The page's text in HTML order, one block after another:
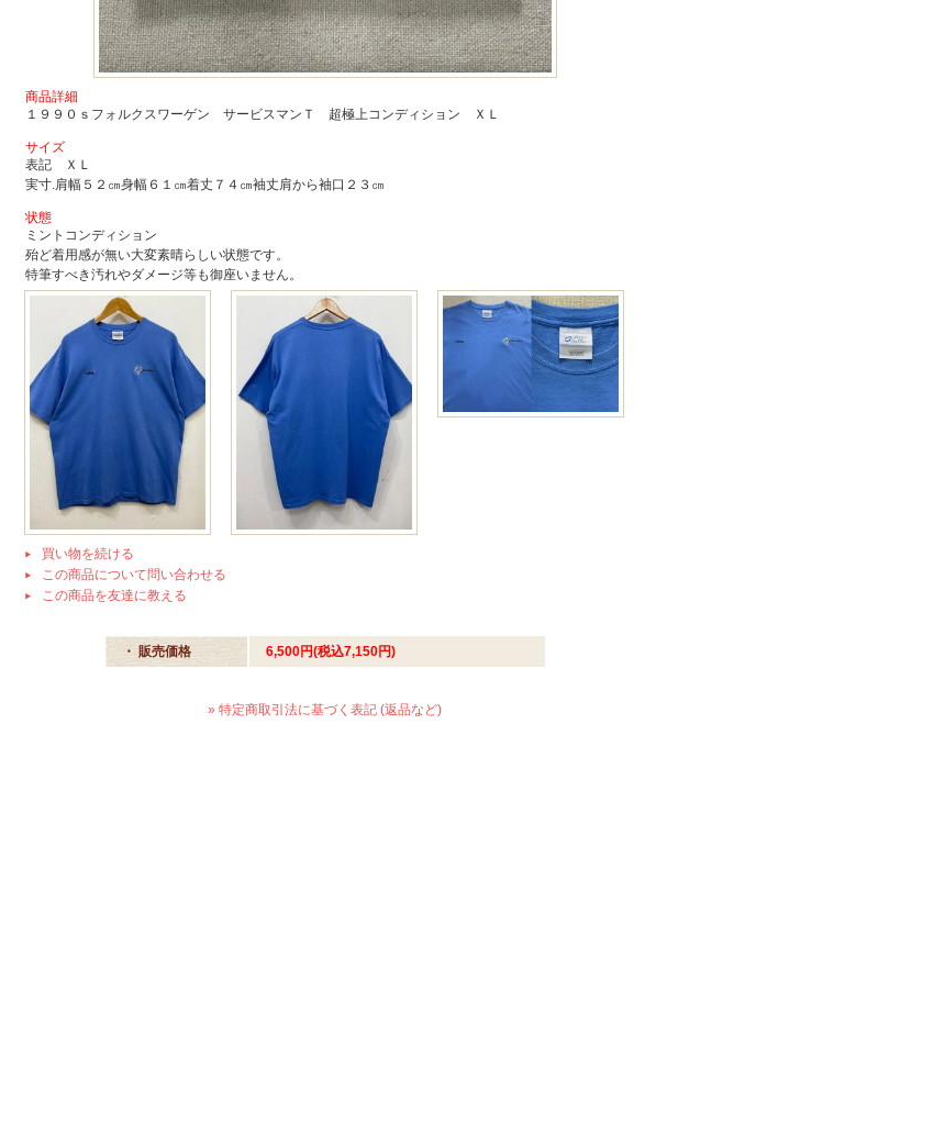
商品詳細
１９９０ｓフォルクスワーゲン サービスマンＴ 超極上コンディション ＸＬ
サイズ
表記 ＸＬ
実寸.肩幅５２㎝身幅６１㎝着丈７４㎝袖丈肩から袖口２３㎝
状態
ミントコンディション
殆ど着用感が無い大変素晴らしい状態です。
特筆すべき汚れやダメージ等も御座いません。
買い物を続ける
この商品について問い合わせる
この商品を友達に教える
・ 販売価格 6,500円(税込7,150円)
» 特定商取引法に基づく表記 (返品など)